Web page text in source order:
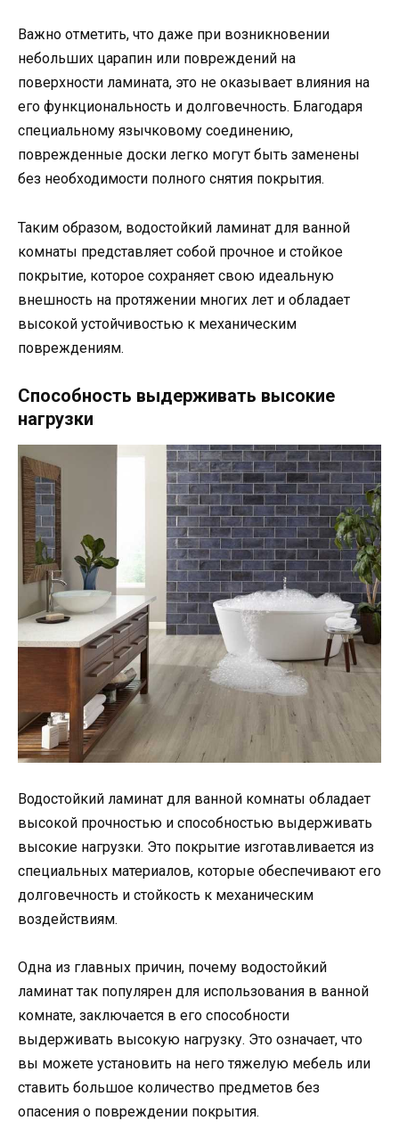
Важно отметить, что даже при возникновении
небольших царапин или повреждений на
поверхности ламината, это не оказывает влияния на
его функциональность и долговечность. Благодаря
специальному язычковому соединению,
поврежденные доски легко могут быть заменены
без необходимости полного снятия покрытия.
Таким образом, водостойкий ламинат для ванной
комнаты представляет собой прочное и стойкое
покрытие, которое сохраняет свою идеальную
внешность на протяжении многих лет и обладает
высокой устойчивостью к механическим
повреждениям.
Способность выдерживать высокие
нагрузки
Водостойкий ламинат для ванной комнаты обладает
высокой прочностью и способностью выдерживать
высокие нагрузки. Это покрытие изготавливается из
специальных материалов, которые обеспечивают его
долговечность и стойкость к механическим
воздействиям.
Одна из главных причин, почему водостойкий
ламинат так популярен для использования в ванной
комнате, заключается в его способности
выдерживать высокую нагрузку. Это означает, что
вы можете установить на него тяжелую мебель или
ставить большое количество предметов без
опасения о повреждении покрытия.